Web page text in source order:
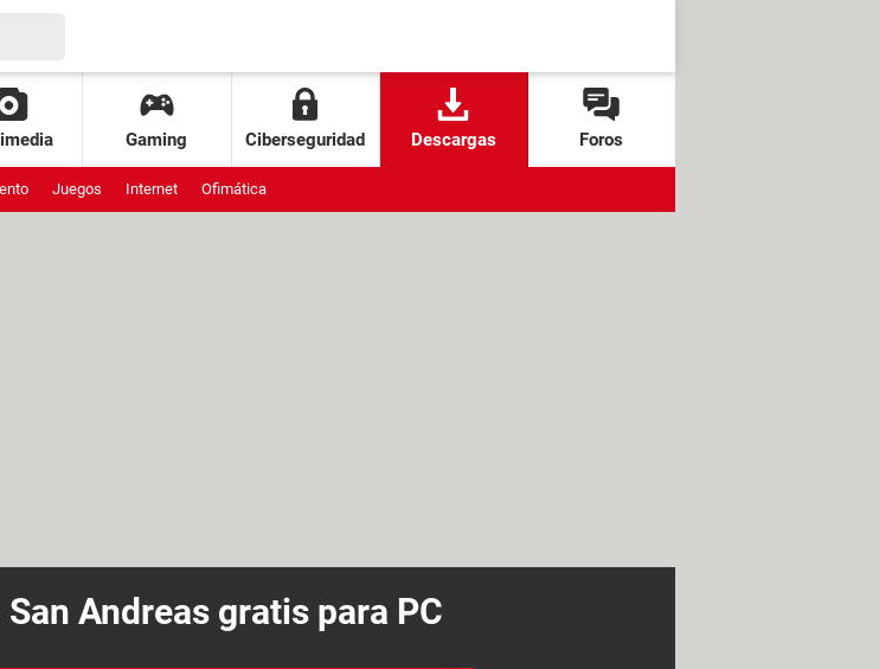
Gaming Ciberseguridad Descargas Foros
Juegos Internet Ofimática
Andreas gratis para PC